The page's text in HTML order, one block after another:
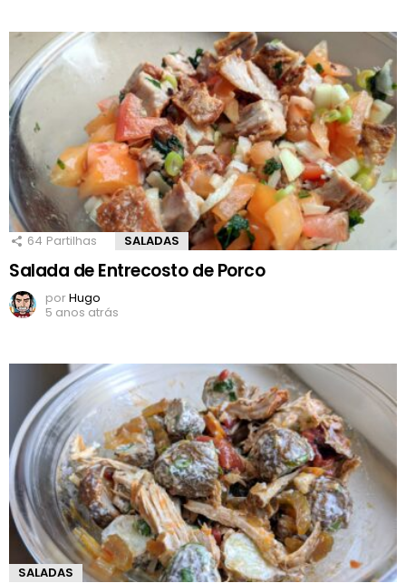
64 Partilhas SALADAS
Salada de Entrecosto de Porco
porHugo
5 anos atrás
SALADAS